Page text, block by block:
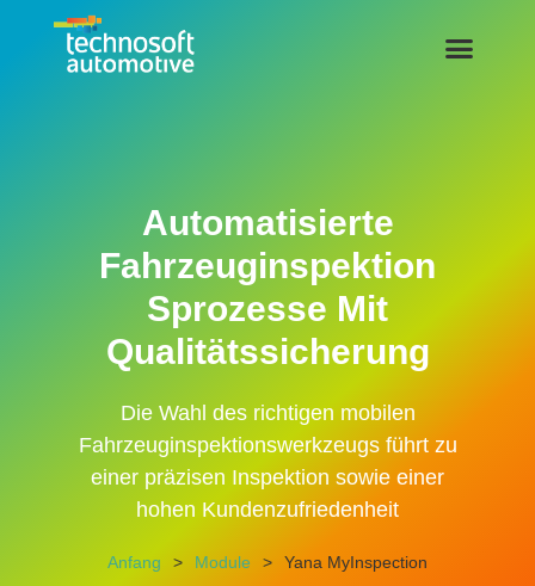
Automatisierte
Fahrzeuginspektion
Sprozesse Mit
Qualitätssicherung
Die Wahl des richtigen mobilen
Fahrzeuginspektionswerkzeugs führt zu
einer präzisen Inspektion sowie einer
hohen Kundenzufriedenheit
Anfang > Module > Yana MyInspection